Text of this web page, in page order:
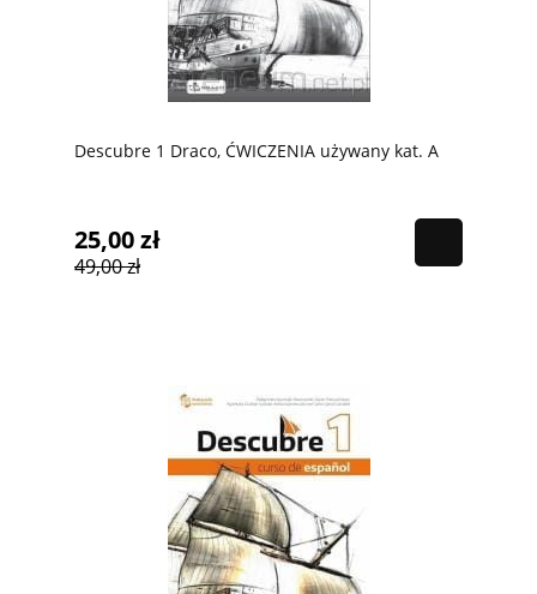
Descubre 1 Draco, ĆWICZENIA używany kat. A
25,00 zł
49,00 zł